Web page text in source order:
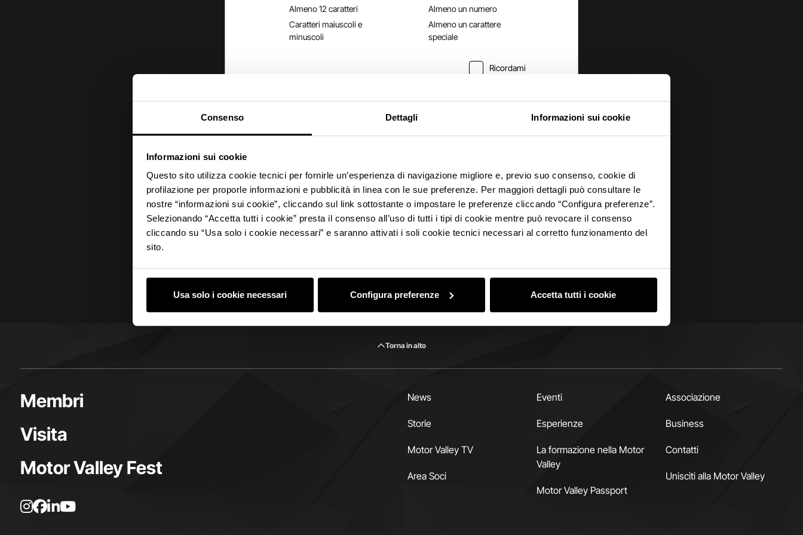
Consenso Dettagli Informazioni sui cookie
Informazioni sui cookie
Questo sito utilizza cookie tecnici per fornirle un’esperienza di navigazione migliore e, previo suo consenso, cookie di
profilazione per proporle informazioni e pubblicità in linea con le sue preferenze. Per maggiori dettagli può consultare le
nostre “informazioni sui cookie”, cliccando sul link sottostante o impostare le preferenze cliccando “Configura preferenze”.
Selezionando “Accetta tutti i cookie” presta il consenso all’uso di tutti i tipi di cookie mentre può revocare il consenso
cliccando su “Usa solo i cookie necessari” e saranno attivati i soli cookie tecnici necessari al corretto funzionamento del
sito.
Usa solo i cookie necessari Configura preferenze Accetta tutti i cookie
Almeno 12 caratteri
Almeno un numero
Caratteri maiuscoli e
minuscoli
Almeno un carattere
speciale
Ricordami
ACCEDI
Torna in alto
Membri
Visita
Motor Valley Fest
L L L L
News
Storie
Motor Valley TV
Area Soci
Eventi
Esperienze
La formazione nella Motor
Valley
Motor Valley Passport
Associazione
Business
Contatti
Unisciti alla Motor Valley